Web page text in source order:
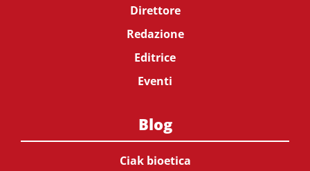
Direttore
Redazione
Editrice
Eventi
Blog
Ciak bioetica